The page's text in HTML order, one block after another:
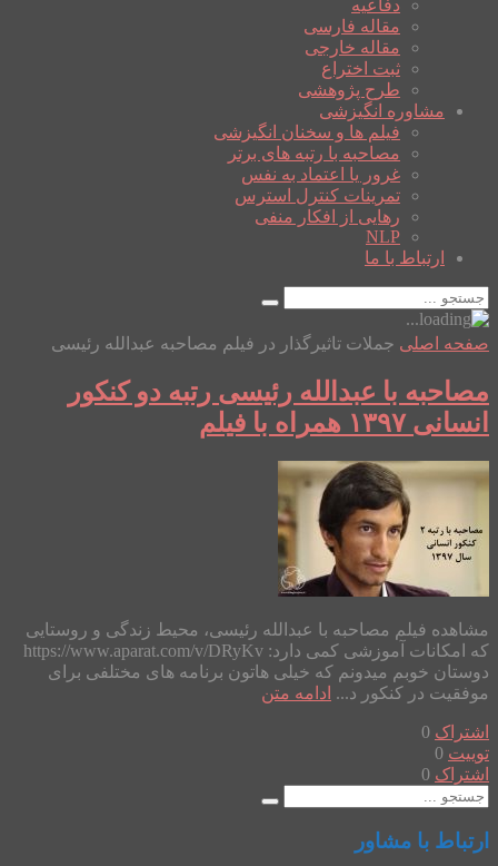
دفاعیه
مقاله فارسی
مقاله خارجی
ثبت اختراع
طرح پژوهشی
مشاوره انگیزشی
فیلم ها و سخنان انگیزشی
مصاحبه با رتبه های برتر
غرور یا اعتماد به نفس
تمرینات کنترل استرس
رهایی از افکار منفی
NLP
ارتباط با ما
صفحه اصلی جملات تاثیرگذار در فیلم مصاحبه عبدالله رئیسی
مصاحبه با عبدالله رئیسی رتبه دو کنکور
انسانی ۱۳۹۷ همراه با فیلم
مشاهده فیلم مصاحبه با عبدالله رئیسی، محیط زندگی و روستایی
که امکانات آموزشی کمی دارد: https://www.aparat.com/v/DRyKv
دوستان خوبم میدونم که خیلی هاتون برنامه های مختلفی برای
موفقیت در کنکور د... ادامه متن
اشتراک 0
توییت 0
اشتراک 0
ارتباط با مشاور